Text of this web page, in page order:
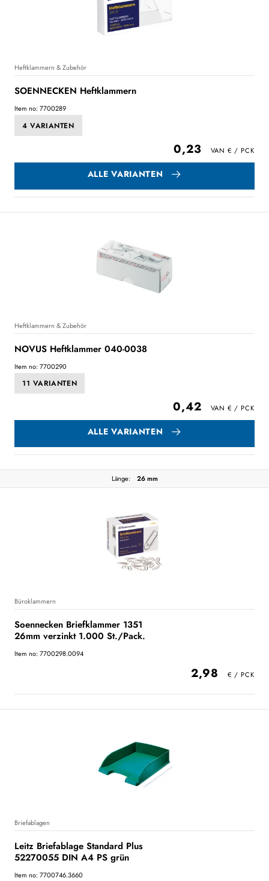
Heftklammern & Zubehör
SOENNECKEN Heftklammern
Item no: 7700289
4 VARIANTEN
0,23
ALLE VARIANTEN
Heftklammern & Zubehör
NOVUS Heftklammer 040-0038
Item no: 7700290
11 VARIANTEN
0,42
ALLE VARIANTEN
Länge: 26 mm
Büroklammern
Soennecken Briefklammer 1351
26mm verzinkt 1.000 St./Pack.
Item no: 7700298.0094
2,98
Briefablagen
Leitz Briefablage Standard Plus
52270055 DIN A4 PS grün
Item no: 7700746.3660